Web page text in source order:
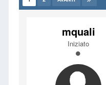
mquali
Iniziato